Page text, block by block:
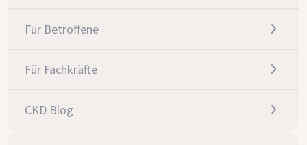
Für Betroffene
Für Fachkräfte
CKD Blog